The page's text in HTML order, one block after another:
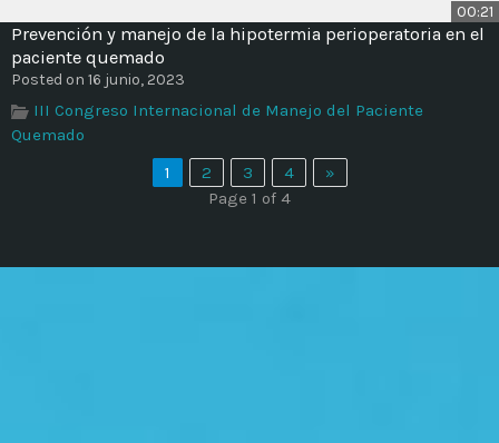
00:21
Prevención y manejo de la hipotermia perioperatoria en el
paciente quemado
Posted on 16 junio, 2023
III Congreso Internacional de Manejo del Paciente
Quemado
1
2 3 4
»
Page 1 of 4